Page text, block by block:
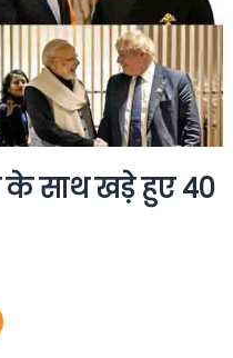
के साथ खड़े हुए 40